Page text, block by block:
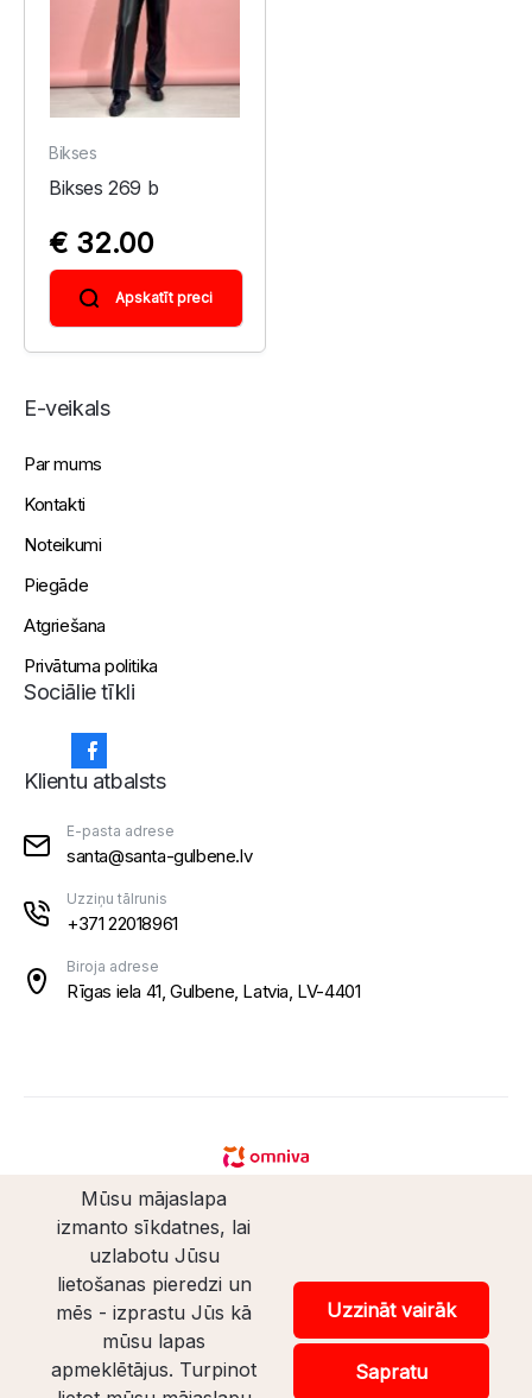
Bikses
Bikses 269 b
€ 32.00
Apskatīt preci
E-veikals
Par mums
Kontakti
Noteikumi
Piegāde
Atgriešana
Privātuma politika
Sociālie tīkli
Klientu atbalsts
E-pasta adrese
santa@santa-gulbene.lv
Uzziņu tālrunis
+371 22018961
Biroja adrese
Rīgas iela 41, Gulbene, Latvia, LV-4401
© Santaveikals 2026. Visas tiesības aizsargātas.
Veikala izstrāde
Mūsu mājaslapa
izmanto sīkdatnes, lai
uzlabotu Jūsu
lietošanas pieredzi un
mēs - izprastu Jūs kā
mūsu lapas
apmeklētājus. Turpinot
Uzzināt vairāk
Sapratu